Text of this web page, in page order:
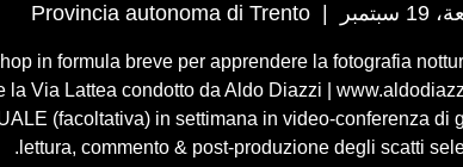
Provincia autonoma di Trento
in formula breve per apprendere la fotografia
la Via Lattea condotto da Aldo Diazzi |
(facoltativa) in settimana in video-conferenza di
lettura, commento & post-produzione degli scatti